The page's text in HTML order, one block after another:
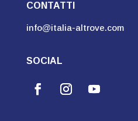
CONTATTI
info@italia-altrove.com
SOCIAL